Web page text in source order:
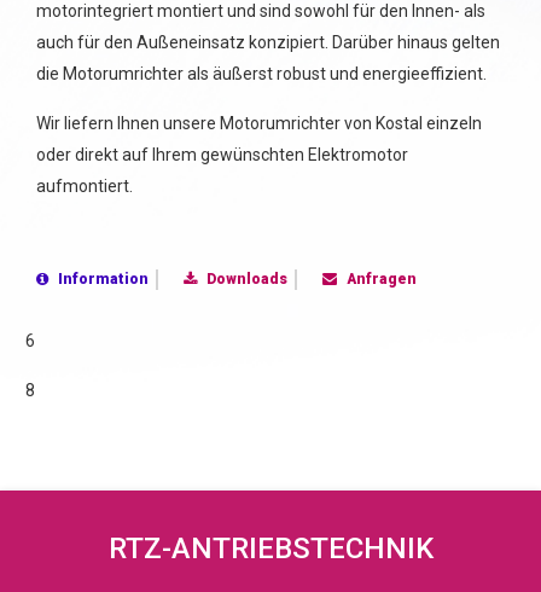
motorintegriert montiert und sind sowohl für den Innen- als
auch für den Außeneinsatz konzipiert. Darüber hinaus gelten
die Motorumrichter als äußerst robust und energieeffizient.
Wir liefern Ihnen unsere Motorumrichter von Kostal einzeln
oder direkt auf Ihrem gewünschten Elektromotor
aufmontiert.
Information Downloads Anfragen
6
8
RTZ-ANTRIEBSTECHNIK